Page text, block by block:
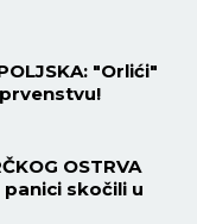
"Orlići"
OSTRVA
panici skočili u